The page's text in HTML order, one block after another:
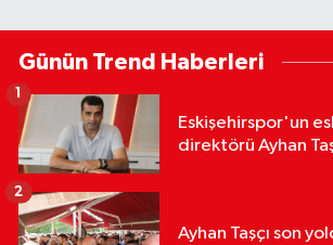
Günün Trend Haberleri
Eskişehirspor'un
direktörü Ayhan
1
Ayhan Taşçı son
2